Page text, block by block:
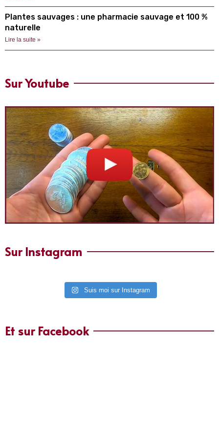
Plantes sauvages : une pharmacie sauvage et 100 %
naturelle
Lire la suite »
Sur Youtube
Sur Instagram
Suis moi sur Instagram
Et sur Facebook